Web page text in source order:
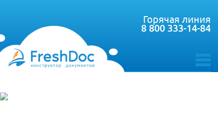
toggle
Горячая линия
8 800 333-14-84